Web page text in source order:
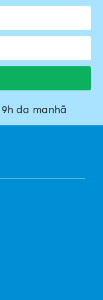
da manhã